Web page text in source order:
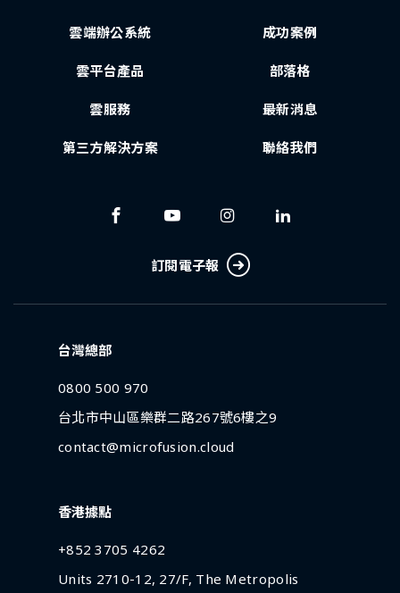
雲端辦公系統
雲平台產品
雲服務
第三方解決方案
成功案例
部落格
最新消息
聯絡我們
訂閱電子報
台灣總部
0800 500 970
台北市中山區樂群二路267號6樓之9
contact@microfusion.cloud
香港據點
+852 3705 4262
Units 2710-12, 27/F, The Metropolis